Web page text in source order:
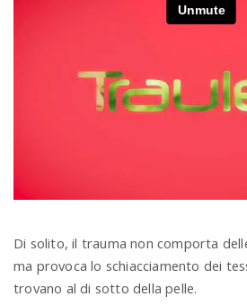
Di solito, il trauma non comporta
ma provoca lo schiacciamento dei
trovano al di sotto della pelle.